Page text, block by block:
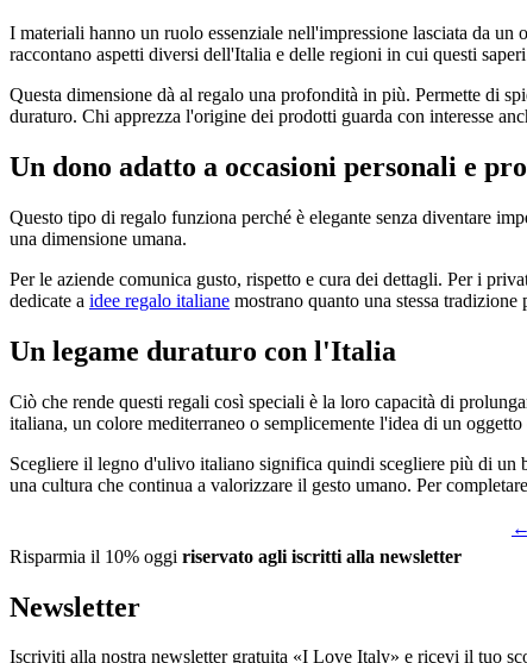
I materiali hanno un ruolo essenziale nell'impressione lasciata da
raccontano aspetti diversi dell'Italia e delle regioni in cui questi
Questa dimensione dà al regalo una profondità in più. Permette di
duraturo. Chi apprezza l'origine dei prodotti guarda con interesse
Un dono adatto a occasioni personali e
Questo tipo di regalo funziona perché è elegante senza diventare
una dimensione umana.
Per le aziende comunica gusto, rispetto e cura dei dettagli. Per i
dedicate a idee regalo italiane mostrano quanto una stessa
Un legame duraturo con l'Italia
Ciò che rende questi regali così speciali è la loro capacità di
italiana, un colore mediterraneo o semplicemente l'idea di un oggetto
Scegliere il legno d'ulivo italiano significa quindi scegliere più di un
una cultura che continua a valorizzare il gesto umano. Per
Risparmia il 10% oggi riservato agli iscritti alla newsletter
Newsletter
Iscriviti alla nostra newsletter gratuita «I Love Italy» e ricevi il tuo